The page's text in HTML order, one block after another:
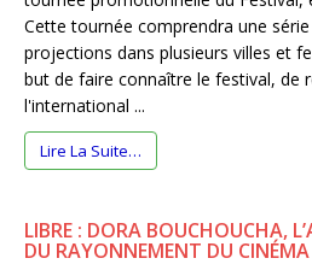
Cette tournée comprendra une série
projections dans plusieurs villes et
but de faire connaître le festival, de
l'international ...
Lire La Suite…
LIBRE : DORA BOUCHOUCHA,
DU RAYONNEMENT DU